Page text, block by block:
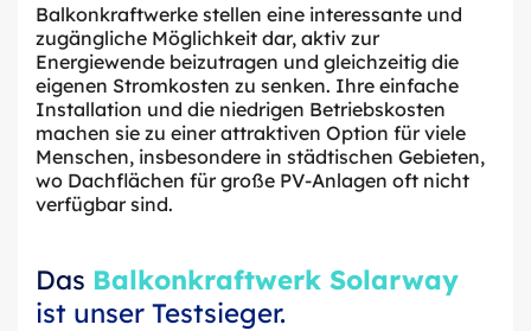
Balkonkraftwerke stellen eine interessante und
zugängliche Möglichkeit dar, aktiv zur
Energiewende beizutragen und gleichzeitig die
eigenen Stromkosten zu senken. Ihre einfache
Installation und die niedrigen Betriebskosten
machen sie zu einer attraktiven Option für viele
Menschen, insbesondere in städtischen Gebieten,
wo Dachflächen für große PV-Anlagen oft nicht
verfügbar sind.
Das Balkonkraftwerk Solarway
ist unser Testsieger.